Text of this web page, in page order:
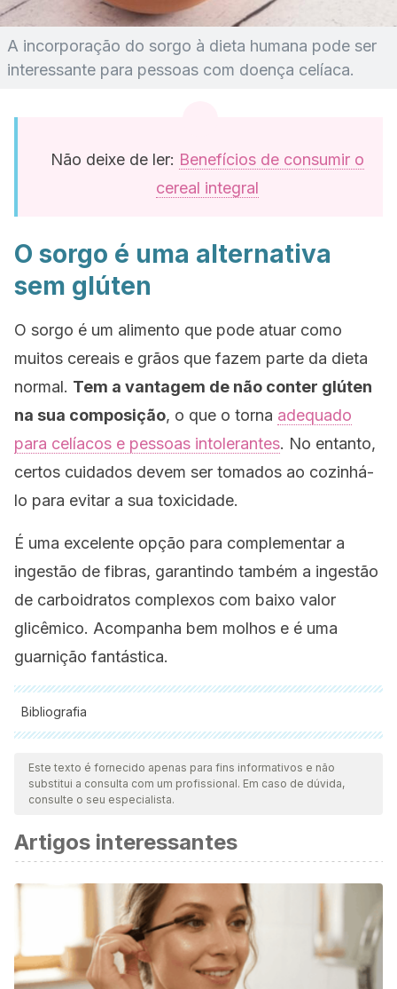
A incorporação do sorgo à dieta humana pode ser
interessante para pessoas com doença celíaca.
Não deixe de ler: Benefícios de consumir o
cereal integral
O sorgo é uma alternativa
sem glúten
O sorgo é um alimento que pode atuar como
muitos cereais e grãos que fazem parte da dieta
normal. Tem a vantagem de não conter glúten
na sua composição, o que o torna adequado
para celíacos e pessoas intolerantes. No entanto,
certos cuidados devem ser tomados ao cozinhá-
lo para evitar a sua toxicidade.
É uma excelente opção para complementar a
ingestão de fibras, garantindo também a ingestão
de carboidratos complexos com baixo valor
glicêmico. Acompanha bem molhos e é uma
guarnição fantástica.
Bibliografia
Todas as fontes citadas foram minuciosamente revisadas por
nossa equipe para garantir sua qualidade, confiabilidade,
atualidade e validade. A bibliografia deste artigo foi
cientificamente.
Christodoulides S, Dimidi E, Fragkos KC, Farmer AD,
Whelan K, Scott SM. Systematic review with meta-analysis:
effect of fibre supplementation on chronic idiopathic
constipation in adults. Aliment Pharmacol Ther. 2016
Jul;44(2):103-16
Este texto é fornecido apenas para fins informativos e não
substitui a consulta com um profissional. Em caso de dúvida,
consulte o seu especialista.
Artigos interessantes